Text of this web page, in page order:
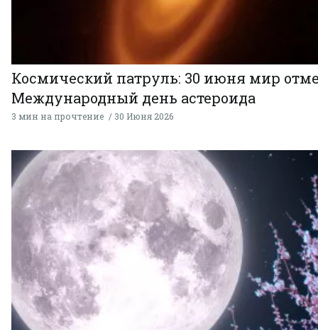
Космический патруль: 30 июня мир
Международный день астероида
3 мин на прочтение 30 Июня 2026